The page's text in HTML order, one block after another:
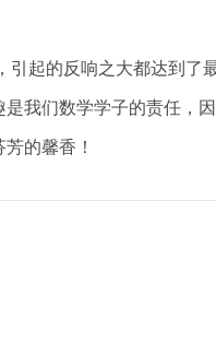
起的反响之大都达到了
我们数学学子的责任，
的馨香！